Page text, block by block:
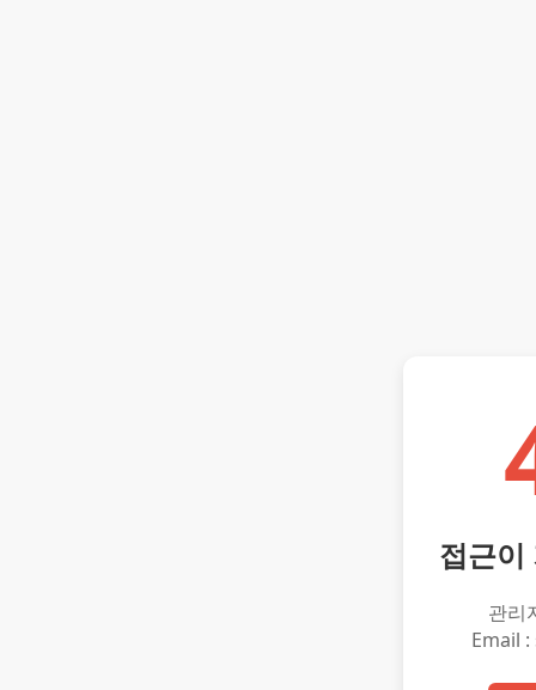
접근이
관리
Email